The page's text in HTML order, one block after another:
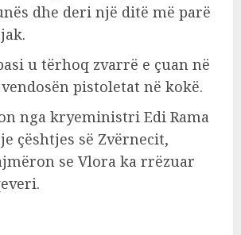
dhe deri një ditë më parë
u tërhoq zvarrë e çuan në
pistoletat në kokë.
nga kryeministri Edi Rama
çështjes së Zvërnecit,
se Vlora ka rrëzuar